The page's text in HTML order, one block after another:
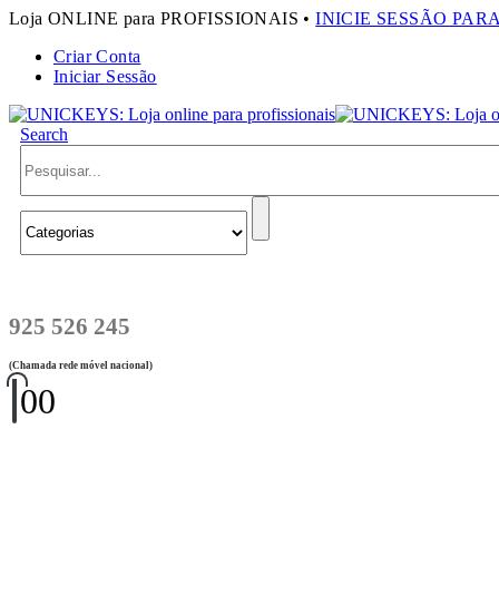
Loja ONLINE para PROFISSIONAIS •INICIE SESSÃO
Criar Conta
Iniciar Sessão
Search
925 526 245
(Chamada rede móvel nacional)
00